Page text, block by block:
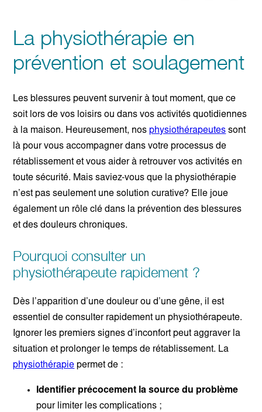
La physiothérapie en
prévention et soulagement
Les blessures peuvent survenir à tout moment, que ce
soit lors de vos loisirs ou dans vos activités quotidiennes
à la maison. Heureusement, nosphysiothérapeutes sont
là pour vous accompagner dans votre processus de
rétablissement et vous aider à retrouver vos activités en
toute sécurité. Mais saviez-vous que la physiothérapie
n’est pas seulement une solution curative? Elle joue
également un rôle clé dans la prévention des blessures
et des douleurs chroniques.
Pourquoi consulter un
physiothérapeute rapidement ?
Dès l’apparition d’une douleur ou d’une gêne, il est
essentiel de consulter rapidement un physiothérapeute.
Ignorer les premiers signes d’inconfort peut aggraver la
situation et prolonger le temps de rétablissement. La
physiothérapie permet de :
Identifier précocement la source du problème
pour limiter les complications ;